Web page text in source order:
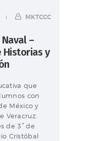
MKTCCC
–
y
que
con
México y
Veracruz.
de 3° de
Cristóbal